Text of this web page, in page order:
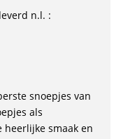
n.l. :
snoepjes van
als
smaak en